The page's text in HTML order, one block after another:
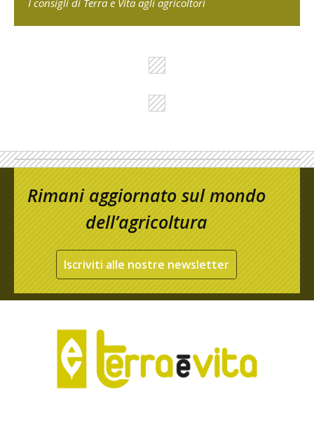
Rimani aggiornato sul mondo
dell’agricoltura
Iscriviti alle nostre newsletter